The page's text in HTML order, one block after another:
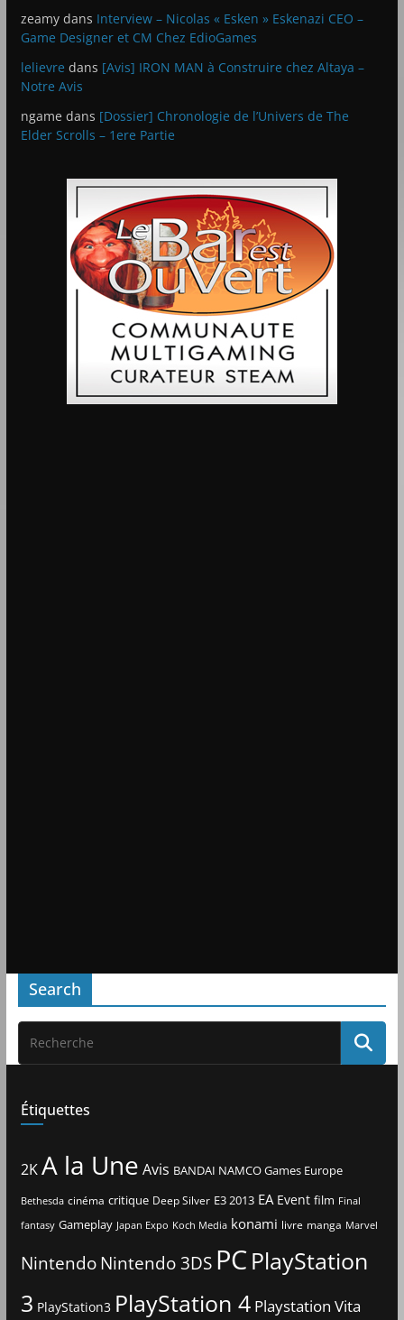
zeamydans Interview – Nicolas « Esken » Eskenazi CEO –
Game Designer et CM Chez EdioGames
lelievre dans [Avis] IRON MAN à Construire chez Altaya –
Notre Avis
ngame dans [Dossier] Chronologie de l’Univers de The
Elder Scrolls – 1ere Partie
Search
Étiquettes
2KA la Une Avis BANDAI NAMCO Games Europe
Bethesda cinéma critique Deep Silver E3 2013 EA Event film Final
fantasy Gameplay Japan Expo Koch Media konami livre manga Marvel
Nintendo Nintendo 3DS PCPlayStation
3 PlayStation3 PlayStation 4 Playstation Vita